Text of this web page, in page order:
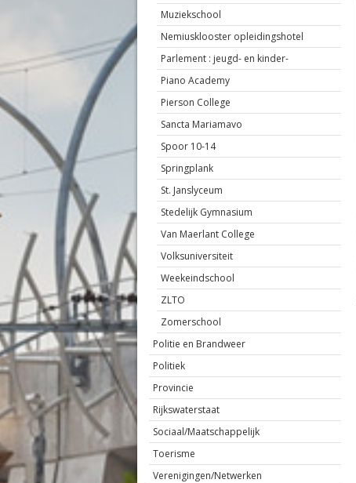
Muziekschool
Nemiusklooster opleidingshotel
Parlement : jeugd- en kinder-
Piano Academy
Pierson College
Sancta Mariamavo
Spoor 10-14
Springplank
St. Janslyceum
Stedelijk Gymnasium
Van Maerlant College
Volksuniversiteit
Weekeindschool
ZLTO
Zomerschool
Politie en Brandweer
Politiek
Provincie
Rijkswaterstaat
Sociaal/Maatschappelijk
Toerisme
Verenigingen/Netwerken